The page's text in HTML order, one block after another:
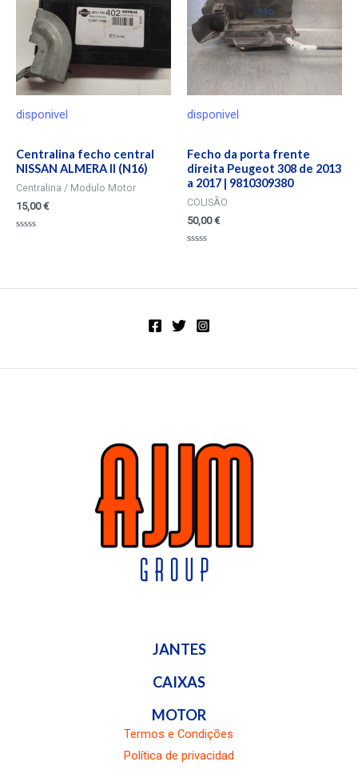
disponivel
Centralina fecho central
NISSAN ALMERA II (N16)
Centralina / Modulo Motor
15,00€
disponivel
Fecho da porta frente
direita Peugeot 308 de 2013
a 2017 | 9810309380
COLISÃO
50,00€
5
JANTES
CAIXAS
MOTOR
Termos e Condições
Política de privacidad